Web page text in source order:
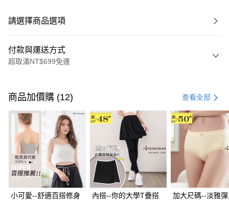
請選擇商品選項
付款與運送方式
超取滿NT$699免運
信用卡一次付款
超商取貨付款
LINE Pay
Apple Pay
街口支付
悠遊付
商品加價購 (12) 查看全部
小可愛--舒適百搭修身
內搭--你的大學T疊搭
加大尺碼--淡雅